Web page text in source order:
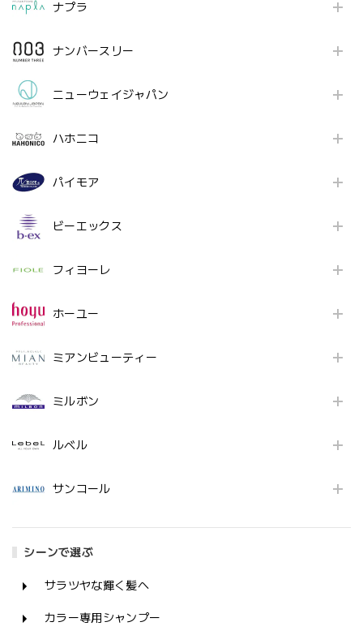
ナプラ
ナンバースリー
ニューウェイジャパン
ハホニコ
パイモア
ビーエックス
フィヨーレ
ホーユー
ミアンビューティー
ミルボン
ルベル
サンコール
シーンで選ぶ
サラツヤな輝く髪へ
カラー専用シャンプー